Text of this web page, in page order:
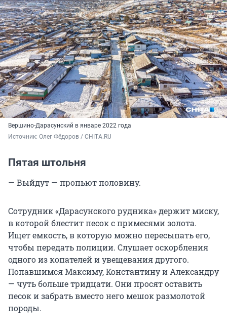
Вершино-Дарасунский в январе 2022 года
Источник: Олег Фёдоров / CHITA.RU
Пятая штольня
— Выйдут — пропьют половину.
Сотрудник «Дарасунского рудника» держит миску,
в которой блестит песок с примесями золота.
Ищет емкость, в которую можно пересыпать его,
чтобы передать полиции. Слушает оскорбления
одного из копателей и увещевания другого.
Попавшимся Максиму, Константину и Александру
— чуть больше тридцати. Они просят оставить
песок и забрать вместо него мешок размолотой
породы.